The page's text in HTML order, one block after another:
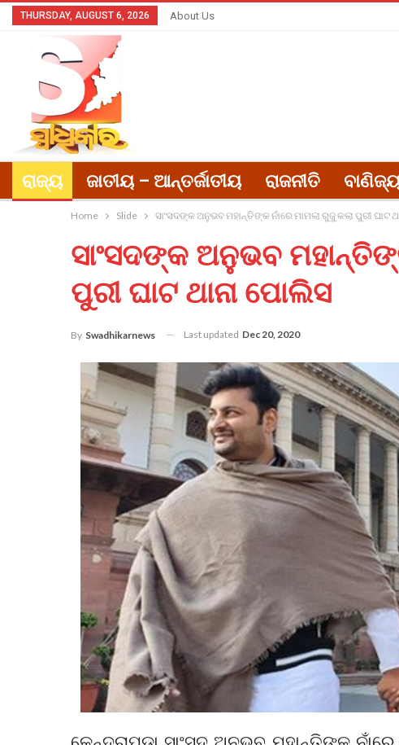
THURSDAY, AUGUST 6, 2026 About Us
ରାଜ୍ୟ ଜାତୀୟ – ଆନ୍ତର୍ଜାତୀୟ ରାଜନୀତି
Home Slide ସାଂସଦଙ୍କ ଅନୁଭବ ମହାନ୍ତିଙ୍କ ନାଁରେ ମାମଲା ରୁଜୁ କଲା ପୁରୀ ଘାଟ
ସାଂସଦଙ୍କ ଅନୁଭବ
ପୁରୀ ଘାଟ ଥାନା ପୋଲିସ
By Swadhikarnews Last updated Dec 20, 2020